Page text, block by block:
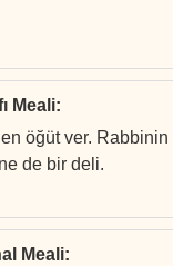
Meali:
öğüt ver.
de bir deli.
Meali: